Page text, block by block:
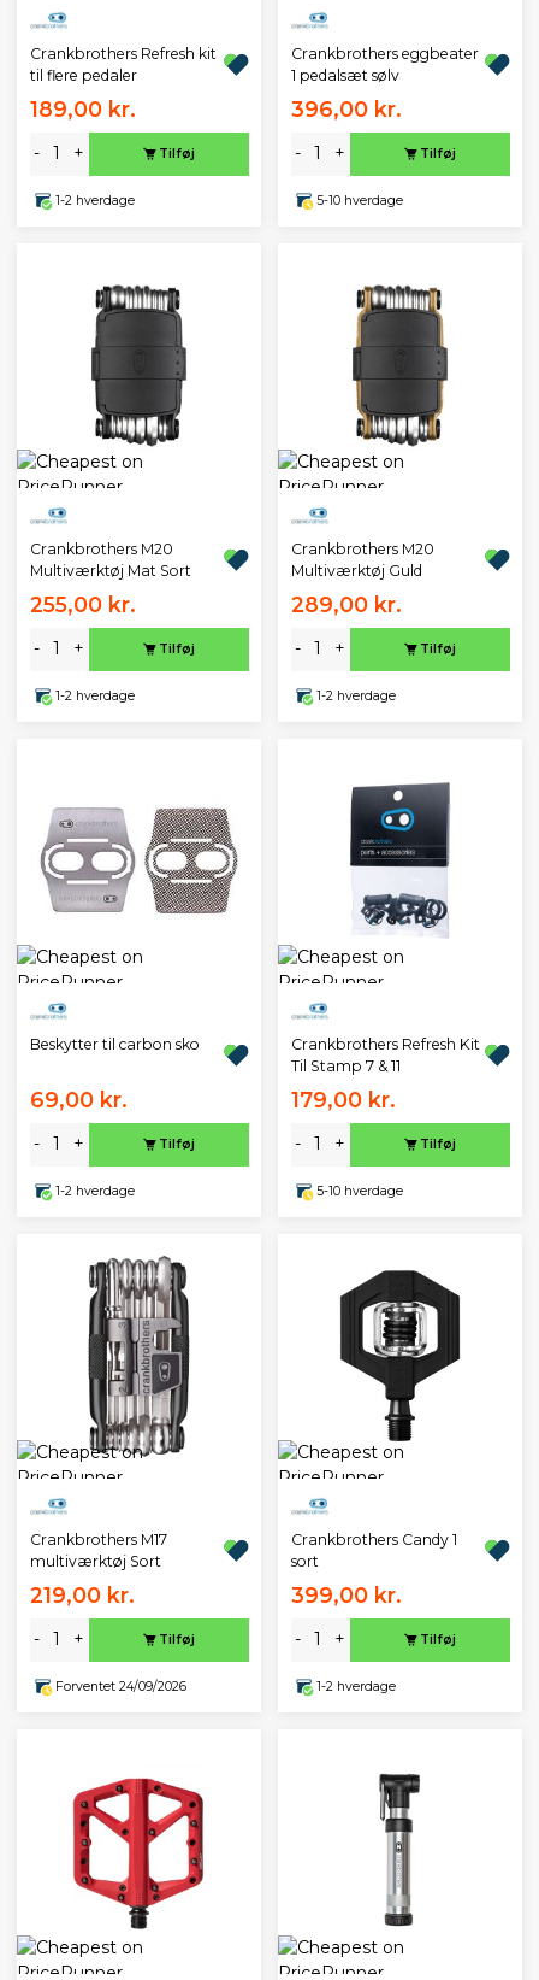
Crankbrothers Refresh kit
til flere pedaler
189,00 kr.
- + Tilføj
1-2 hverdage
Crankbrothers eggbeater
1 pedalsæt sølv
396,00 kr.
- + Tilføj
5-10 hverdage
Crankbrothers M20
Multiværktøj Mat Sort
255,00 kr.
- + Tilføj
1-2 hverdage
Crankbrothers M20
Multiværktøj Guld
289,00 kr.
- + Tilføj
1-2 hverdage
Beskytter til carbon sko
69,00 kr.
- + Tilføj
1-2 hverdage
Crankbrothers Refresh Kit
Til Stamp 7 & 11
179,00 kr.
- + Tilføj
5-10 hverdage
Crankbrothers M17
multiværktøj Sort
219,00 kr.
- + Tilføj
Forventet 24/09/2026
Crankbrothers Candy 1
sort
399,00 kr.
- + Tilføj
1-2 hverdage